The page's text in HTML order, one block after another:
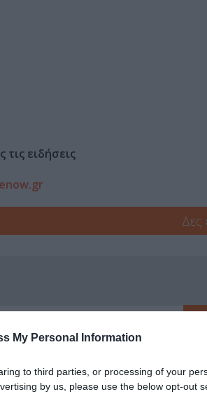
My Personal Information
to third parties, or processing of your
by us, please use the below opt-out
ειδήσεις
Δες